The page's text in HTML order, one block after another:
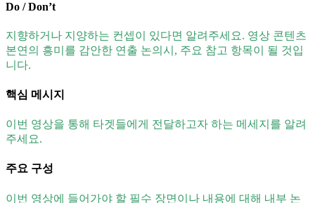
Do / Don’t
지향하거나 지양하는 컨셉이 있다면 알려주세요. 영상 콘텐츠
본연의 흥미를 감안한 연출 논의시, 주요 참고 항목이 될 것입
니다.
핵심 메시지
이번 영상을 통해 타겟들에게 전달하고자 하는 메세지를 알려
주세요.
주요 구성
이번 영상에 들어가야 할 필수 장면이나 내용에 대해 내부 논